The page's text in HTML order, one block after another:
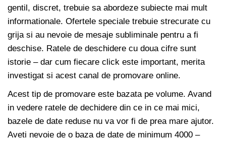
gentil, discret, trebuie sa abordeze subiecte mai mult
informationale. Ofertele speciale trebuie strecurate cu
grija si au nevoie de mesaje subliminale pentru a fi
deschise. Ratele de deschidere cu doua cifre sunt
istorie – dar cum fiecare click este important, merita
investigat si acest canal de promovare online.
Acest tip de promovare este bazata pe volume. Avand
in vedere ratele de dechidere din ce in ce mai mici,
bazele de date reduse nu va vor fi de prea mare ajutor.
Aveti nevoie de o baza de date de minimum 4000 –